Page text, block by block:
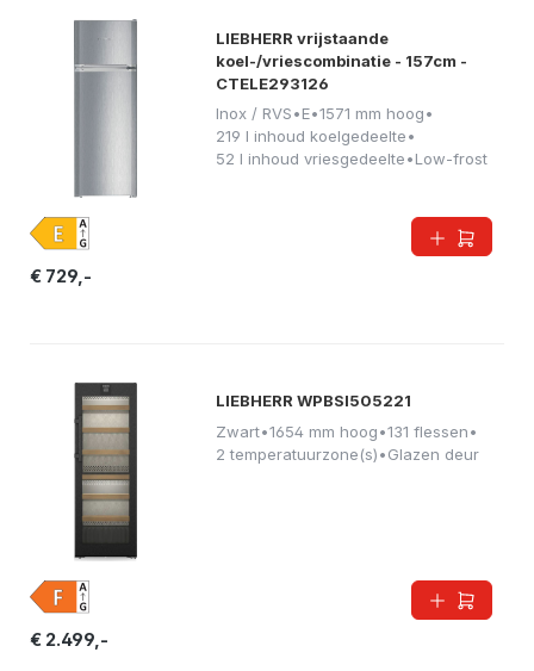
LIEBHERR vrijstaande
koel-/vriescombinatie - 157cm -
CTELE293126
Inox / RVS•E•1571 mm hoog•
219 l inhoud koelgedeelte•
52 l inhoud vriesgedeelte•Low-frost
€ 729,-
LIEBHERR WPBSI505221
Zwart•1654 mm hoog•131 flessen•
2 temperatuurzone(s)•Glazen deur
€ 2.499,-